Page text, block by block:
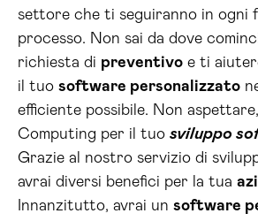
settore che ti seguiranno in ogni
processo. Non sai da dove
richiesta di preventivo e ti
il tuo software personalizzato
efficiente possibile. Non
Computing per il tuo sviluppo
Grazie al nostro servizio di
avrai diversi benefici per la tua
Innanzitutto, avrai un software